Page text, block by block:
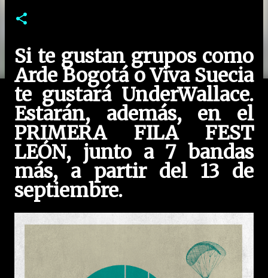
Si te gustan grupos como
Arde Bogotá o Viva Suecia
te gustará UnderWallace.
Estarán, además, en el
PRIMERA FILA FEST
LEÓN, junto a 7 bandas
más, a partir del 13 de
septiembre.